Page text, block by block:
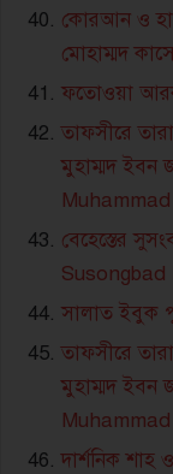
কোরআন ও
মোহাম্মদ
ফতোওয়া
তাফসীরে
মুহাম্মদ ইবন
বেহেস্তের
Susongbad
সালাত ইবুক
তাফসীরে
মুহাম্মদ ইবন
দার্শনিক শাহ